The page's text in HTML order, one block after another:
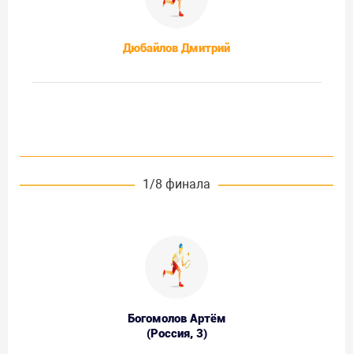
Дюбайлов Дмитрий
1/8 финала
Богомолов Артём
(Россия, 3)